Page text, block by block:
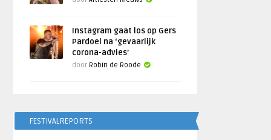
Instagram gaat los op Gers
Pardoel na ‘gevaarlijk
corona-advies’
door Robin de Roode
FESTIVALREPORTS